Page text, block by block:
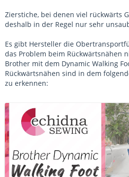
Zierstiche, bei denen viel rückwärts
deshalb in der Regel nur sehr
Es gibt Hersteller die
das Problem beim Rückwärtsnähen
Brother mit dem Dynamic Walking
Rückwärtsnähen sind in dem
zu erkennen: